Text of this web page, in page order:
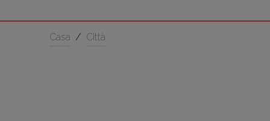
Casa / Città